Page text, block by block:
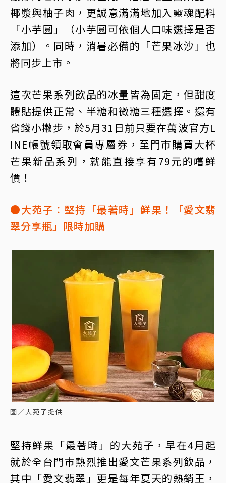
椰漿與柚子肉，更誠意滿滿地加入靈魂配料
「小芋圓」（小芋圓可依個人口味選擇是否
添加）。同時，消暑必備的「芒果冰沙」也
將同步上市。
這次芒果系列飲品的冰量皆為固定，但甜度
體貼提供正常、半糖和微糖三種選擇。還有
省錢小撇步，於5月31日前只要在萬波官方L
INE帳號領取會員專屬券，至門市購買大杯
芒果新品系列，就能直接享有79元的嚐鮮
價！
●大苑子：堅持「最著時」鮮果！「愛文翡
翠分享瓶」限時加購
圖／大苑子提供
堅持鮮果「最著時」的大苑子，早在4月起
就於全台門市熱烈推出愛文芒果系列飲品，
其中「愛文翡翠」更是每年夏天的熱銷王，